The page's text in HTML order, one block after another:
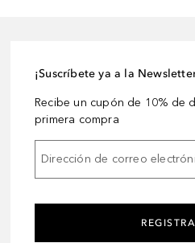
¡Suscríbete ya a la
Recibe un cupón de 10% de
primera compra
Dirección de correo